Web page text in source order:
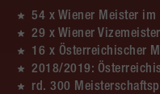
54 x Wiener Meister im
29 x Wiener
16 x Österreichischer
2018/2019:
rd. 300